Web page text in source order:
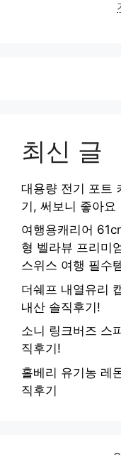
최신 글
대용량 전기 포트
기, 써보니 좋아요
여행용캐리어
형 벨라뷰 프리미
스위스 여행 필수
더쉐프 내열유리
내산 솔직후기!
소니 링크버즈 스
직후기!
홀베리 유기농 레
직후기